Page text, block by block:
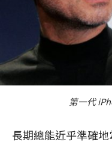
第一代
長期總能近乎準確